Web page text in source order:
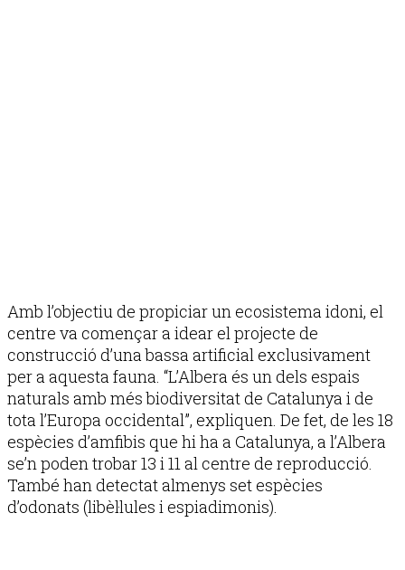
Amb l’objectiu de propiciar un ecosistema idoni, el
centre va començar a idear el projecte de
construcció d’una bassa artificial exclusivament
per a aquesta fauna. “L’Albera és un dels espais
naturals amb més biodiversitat de Catalunya i de
tota l’Europa occidental”, expliquen. De fet, de les 18
espècies d’amfibis que hi ha a Catalunya, a l’Albera
se’n poden trobar 13 i 11 al centre de reproducció.
També han detectat almenys set espècies
d’odonats (libèl·lules i espiadimonis).